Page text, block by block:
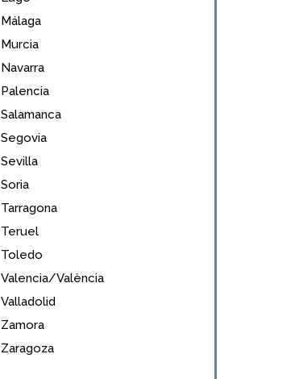
Málaga
Murcia
Navarra
Palencia
Salamanca
Segovia
Sevilla
Soria
Tarragona
Teruel
Toledo
Valencia/València
Valladolid
Zamora
Zaragoza